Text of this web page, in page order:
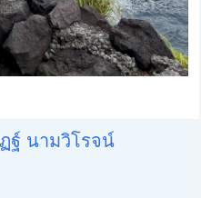
ฐ์ นามวิโรจน์